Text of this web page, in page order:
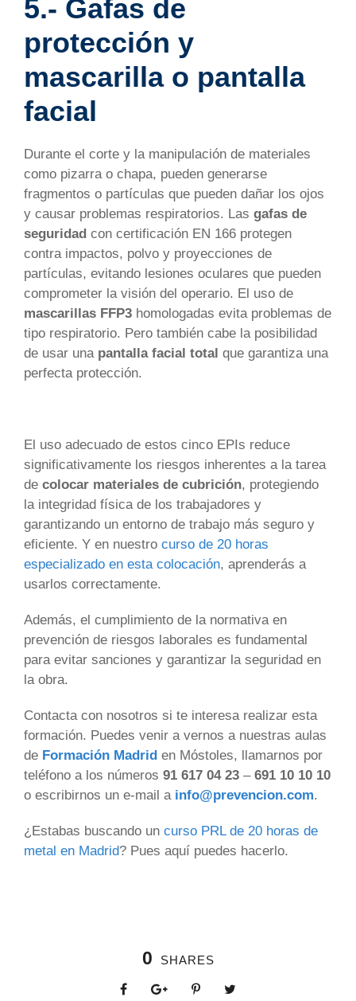
5.- Gafas de
protección y
mascarilla o pantalla
facial
Durante el corte y la manipulación de materiales
como pizarra o chapa, pueden generarse
fragmentos o partículas que pueden dañar los ojos
y causar problemas respiratorios. Las gafas de
seguridad con certificación EN 166 protegen
contra impactos, polvo y proyecciones de
partículas, evitando lesiones oculares que pueden
comprometer la visión del operario. El uso de
mascarillas FFP3 homologadas evita problemas de
tipo respiratorio. Pero también cabe la posibilidad
de usar una pantalla facial total que garantiza una
perfecta protección.
El uso adecuado de estos cinco EPIs reduce
significativamente los riesgos inherentes a la tarea
de colocar materiales de cubrición, protegiendo
la integridad física de los trabajadores y
garantizando un entorno de trabajo más seguro y
eficiente. Y en nuestro curso de 20 horas
especializado en esta colocación, aprenderás a
usarlos correctamente.
Además, el cumplimiento de la normativa en
prevención de riesgos laborales es fundamental
para evitar sanciones y garantizar la seguridad en
la obra.
Contacta con nosotros si te interesa realizar esta
formación. Puedes venir a vernos a nuestras aulas
de Formación Madrid en Móstoles, llamarnos por
teléfono a los números 91 617 04 23 – 691 10 10 10
o escribirnos un e-mail a info@prevencion.com.
¿Estabas buscando un curso PRL de 20 horas de
metal en Madrid? Pues aquí puedes hacerlo.
0 SHARES